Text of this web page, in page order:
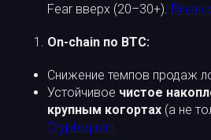
Fear вверх (20–30+).
On-chain по BTC:
Снижение темпов продаж
Устойчивое чистое
крупным когортах (а не
Cryptoquant